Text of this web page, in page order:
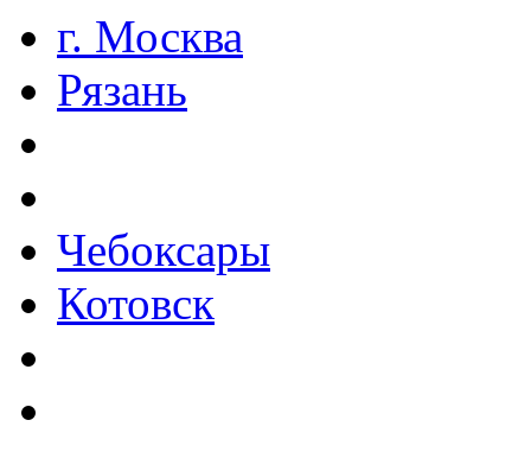
г. Москва
Рязань
Чебоксары
Котовск